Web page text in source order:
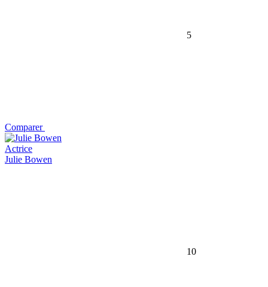
5
Comparer
Actrice
Julie Bowen
10